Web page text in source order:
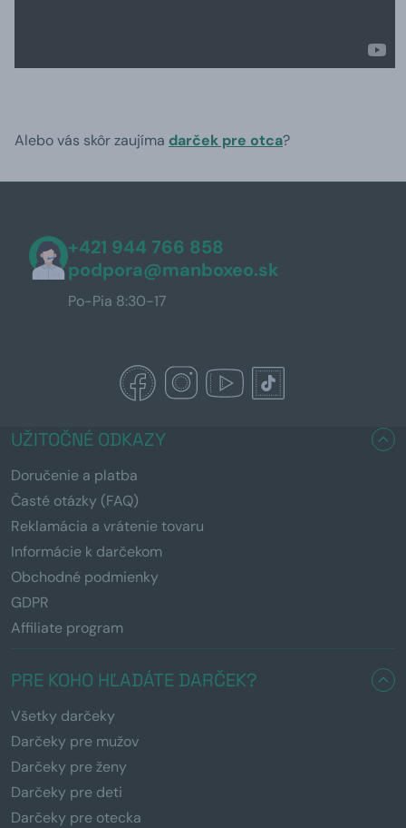
Alebo vás skôr zaujíma darček pre otca?
+421 944 766 858
podpora@manboxeo.sk
Po-Pia 8:30-17
UŽITOČNÉ ODKAZY
Doručenie a platba
Časté otázky (FAQ)
Reklamácia a vrátenie tovaru
Informácie k darčekom
Obchodné podmienky
GDPR
Affiliate program
PRE KOHO HĽADÁTE DARČEK?
Všetky darčeky
Darčeky pre mužov
Darčeky pre ženy
Darčeky pre deti
Darčeky pre otecka